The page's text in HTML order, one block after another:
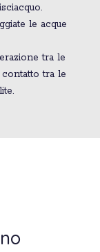
le acque
tra le
tra le